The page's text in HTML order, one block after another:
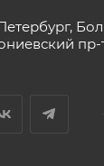
пр-